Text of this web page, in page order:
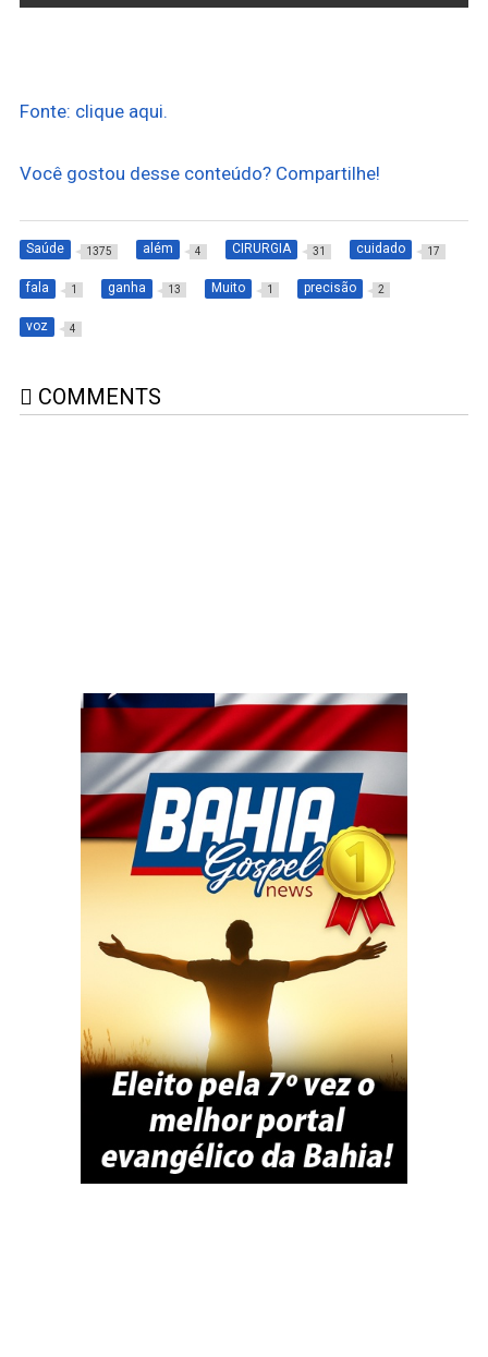
Fonte: clique aqui.
Você gostou desse conteúdo? Compartilhe!
Saúde 1375 além 4 CIRURGIA 31 cuidado 17
fala 1 ganha 13 Muito 1 precisão 2
voz 4
COMMENTS